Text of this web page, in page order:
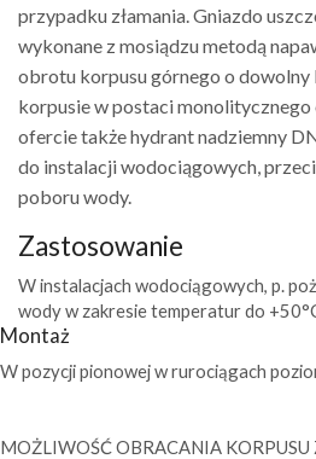
przypadku złamania. Gniazdo
wykonane z mosiądzu metodą
obrotu korpusu górnego o dowolny
korpusie w postaci monolitycznego
ofercie także hydrant nadziemny
do instalacji wodociągowych,
poboru wody.
Zastosowanie
W instalacjach wodociągowych, p.
wody w zakresie temperatur do
Montaż
W pozycji pionowej w rurociągach
MOŻLIWOŚĆ OBRACANIA